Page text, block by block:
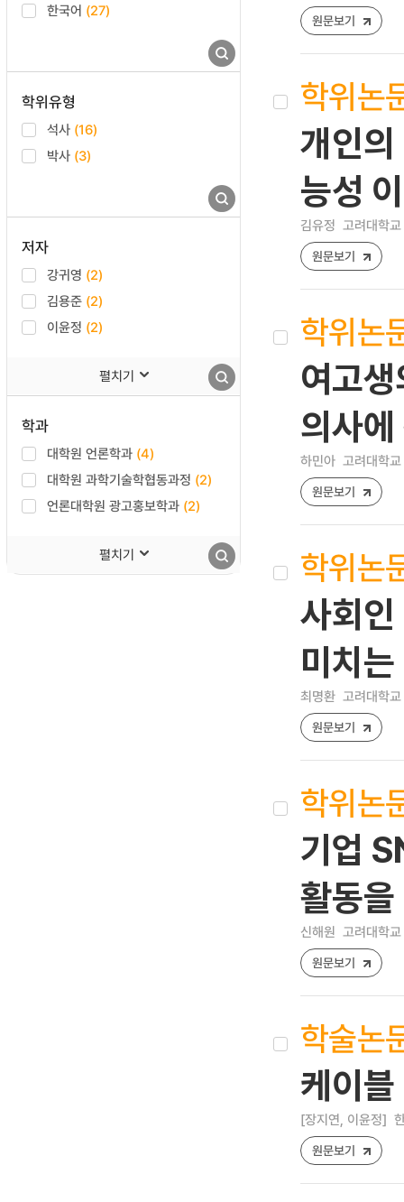
한국어 (27)
학위유형
석사 (16)
박사 (3)
저자
강귀영 (2)
김용준 (2)
이윤정 (2)
펼치기
학과
대학원 언론학과 (4)
대학원 과학기술학협동과정 (2)
언론대학원 광고홍보학과 (2)
펼치기
원문보기
학위논
개인
능성
김유정 고려대학
원문보기
학위논
여고
의사
하민아 고려대학
원문보기
학위논
사회
미치
최명환 고려대학
원문보기
학위논
기업
활동
신해원 고려대학
원문보기
학술논
케이
[장지연, 이윤정]
원문보기